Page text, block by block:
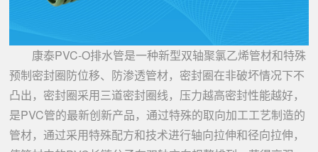
康泰PVC-O排水管是一种新型双轴聚氯乙烯管材和特殊
预制密封圈防位移、防渗透管材，密封圈在非破坏情况下不
凸出，密封圈采用三道密封圈线，压力越高密封性能越好，
是PVC管的最新创新产品，通过特殊的取向加工工艺制造的
管材，通过采用特殊配方和技术进行轴向拉伸和径向拉伸，